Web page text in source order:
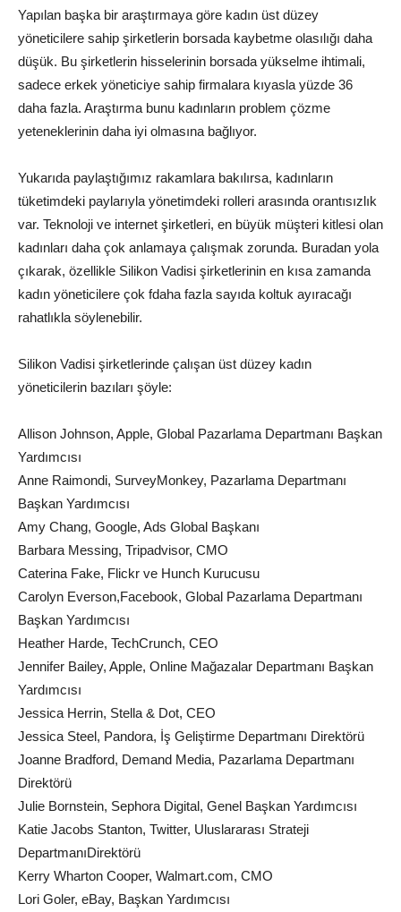
Yapılan başka bir araştırmaya göre kadın üst düzey
yöneticilere sahip şirketlerin borsada kaybetme olasılığı daha
düşük. Bu şirketlerin hisselerinin borsada yükselme ihtimali,
sadece erkek yöneticiye sahip firmalara kıyasla yüzde 36
daha fazla. Araştırma bunu kadınların problem çözme
yeteneklerinin daha iyi olmasına bağlıyor.
Yukarıda paylaştığımız rakamlara bakılırsa, kadınların
tüketimdeki paylarıyla yönetimdeki rolleri arasında orantısızlık
var. Teknoloji ve internet şirketleri, en büyük müşteri kitlesi olan
kadınları daha çok anlamaya çalışmak zorunda. Buradan yola
çıkarak, özellikle Silikon Vadisi şirketlerinin en kısa zamanda
kadın yöneticilere çok fdaha fazla sayıda koltuk ayıracağı
rahatlıkla söylenebilir.
Silikon Vadisi şirketlerinde çalışan üst düzey kadın
yöneticilerin bazıları şöyle:
Allison Johnson, Apple, Global Pazarlama Departmanı Başkan
Yardımcısı
Anne Raimondi, SurveyMonkey, Pazarlama Departmanı
Başkan Yardımcısı
Amy Chang, Google, Ads Global Başkanı
Barbara Messing, Tripadvisor, CMO
Caterina Fake, Flickr ve Hunch Kurucusu
Carolyn Everson,Facebook, Global Pazarlama Departmanı
Başkan Yardımcısı
Heather Harde, TechCrunch, CEO
Jennifer Bailey, Apple, Online Mağazalar Departmanı Başkan
Yardımcısı
Jessica Herrin, Stella & Dot, CEO
Jessica Steel, Pandora, İş Geliştirme Departmanı Direktörü
Joanne Bradford, Demand Media, Pazarlama Departmanı
Direktörü
Julie Bornstein, Sephora Digital, Genel Başkan Yardımcısı
Katie Jacobs Stanton, Twitter, Uluslararası Strateji
DepartmanıDirektörü
Kerry Wharton Cooper, Walmart.com, CMO
Lori Goler, eBay, Başkan Yardımcısı